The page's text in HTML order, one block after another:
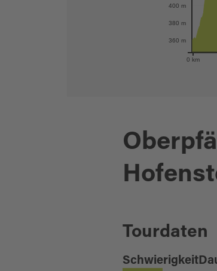
0 km
360 m
380 m
400 m
Tourdaten
Schwierigkeit